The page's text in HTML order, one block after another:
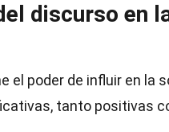
discurso en
el poder de influir en la
tanto positivas